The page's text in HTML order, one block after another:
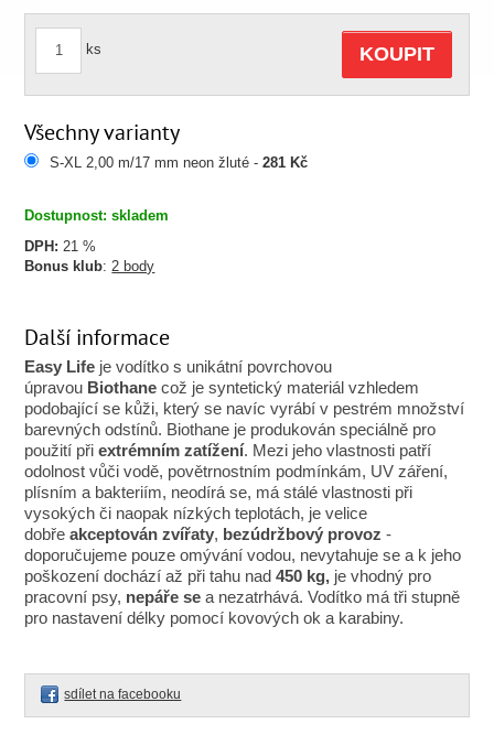
Dostupnost: skladem
DPH: 21 %
Bonus klub:2 body
ks KOUPIT
Všechny varianty
S-XL 2,00 m/17 mm neon žluté -281 Kč
Další informace
Easy Life je vodítko s unikátní povrchovou
úpravou Biothane což je syntetický materiál vzhledem
podobající se kůži, který se navíc vyrábí v pestrém množství
barevných odstínů. Biothane je produkován speciálně pro
použití přiextrémním zatížení. Mezi jeho vlastnosti patří
odolnost vůči vodě, povětrnostním podmínkám, UV záření,
plísním a bakteriím, neodírá se, má stálé vlastnosti při
vysokých či naopak nízkých teplotách, je velice
dobřeakceptován zvířaty, bezúdržbový provoz -
doporučujeme pouze omývání vodou, nevytahuje se a k jeho
poškození dochází až při tahu nad450 kg, je vhodný pro
pracovní psy, nepáře se a nezatrhává. Vodítko má tři stupně
pro nastavení délky pomocí kovových ok a karabiny.
sdílet na facebooku